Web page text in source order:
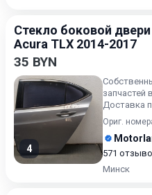
Стекло боковой
Acura TLX 2014-2017
35 BYN
4
запчастей
Доставка
получения
Ориг.
571
Минск